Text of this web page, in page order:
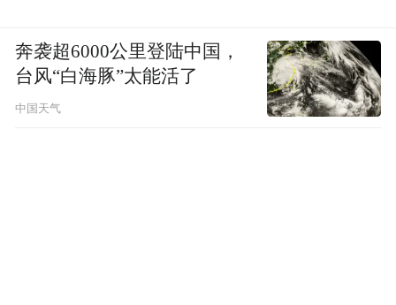
奔袭超6000公里登陆中国，
台风“白海豚”太能活了
中国天气